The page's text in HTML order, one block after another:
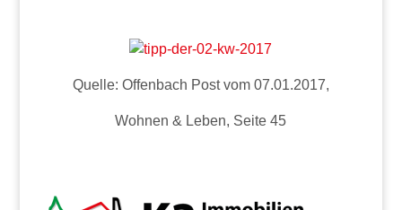
Quelle: Offenbach Post vom 07.01.2017,
Wohnen & Leben, Seite 45